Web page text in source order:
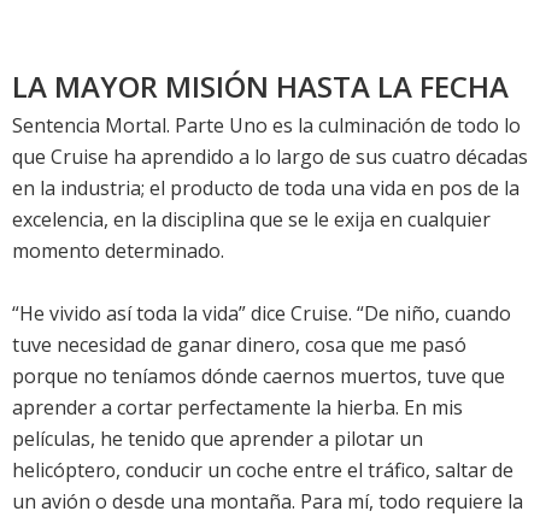
LA MAYOR MISIÓN HASTA LA FECHA
Sentencia Mortal. Parte Uno es la culminación de todo lo
que Cruise ha aprendido a lo largo de sus cuatro décadas
en la industria; el producto de toda una vida en pos de la
excelencia, en la disciplina que se le exija en cualquier
momento determinado.
“He vivido así toda la vida” dice Cruise. “De niño, cuando
tuve necesidad de ganar dinero, cosa que me pasó
porque no teníamos dónde caernos muertos, tuve que
aprender a cortar perfectamente la hierba. En mis
películas, he tenido que aprender a pilotar un
helicóptero, conducir un coche entre el tráfico, saltar de
un avión o desde una montaña. Para mí, todo requiere la